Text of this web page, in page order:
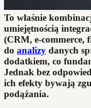
To właśnie
umiejętnością
(CRM, e-commerce,
do analizy danych
dodatkiem, co
Jednak bez
ich efekty bywają
podążania.